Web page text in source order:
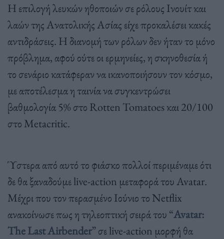
Η επιλογή λευκών ηθοποιών σε ρόλους Ινουίτ και
λαών της Ανατολικής Ασίας είχε προκαλέσει κακές
αντιδράσεις. Η διανομή των ρόλων δεν ήταν το μόνο
πρόβλημα, αφού ούτε οι ερμηνείες, η σκηνοθεσία ή
το σενάριο κατάφεραν να ικανοποιήσουν τον κόσμο,
με αποτέλεσμα η ταινία να συγκεντρώσει
βαθμολογία 5% στο Rotten Tomatoes και 20/100
στο Metacritic.
Ύστερα από αυτό το φιάσκο πολλοί περιμέναμε ότι
δε θα ξαναδούμε live-action μεταφορά του Avatar.
Μέχρι που τον περασμένο Ιούνιο το Netflix
ανακοίνωσε πως η τηλεοπτική σειρά του “Avatar:
The Last Airbender” σε live-action μορφή θα